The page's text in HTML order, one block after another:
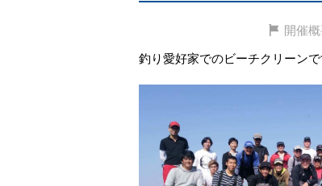
開催
釣り愛好家でのビーチクリーンで